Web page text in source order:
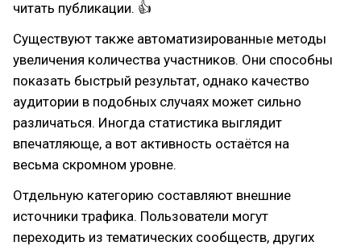
читать публикации. 👍
Существуют также автоматизированные методы
увеличения количества участников. Они способны
показать быстрый результат, однако качество
аудитории в подобных случаях может сильно
различаться. Иногда статистика выглядит
впечатляюще, а вот активность остаётся на
весьма скромном уровне.
Отдельную категорию составляют внешние
источники трафика. Пользователи могут
переходить из тематических сообществ, других